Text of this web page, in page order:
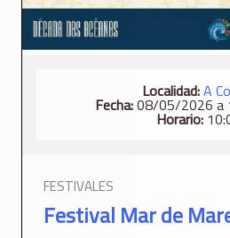
Localidad:A
Fecha:08/05/2026 a
Horario:
FESTIVALES
Festival Mar de